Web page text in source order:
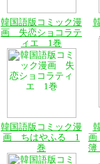
韓国語版コミック漫
画 失恋ショコラテ
ィエ 1巻
韓国語版コミック漫
画 ちはやふる 1
巻
画
簿